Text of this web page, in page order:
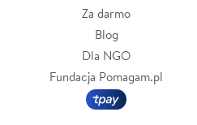
Za darmo
Blog
Dla NGO
Fundacja Pomagam.pl